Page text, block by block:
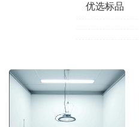
优选标品